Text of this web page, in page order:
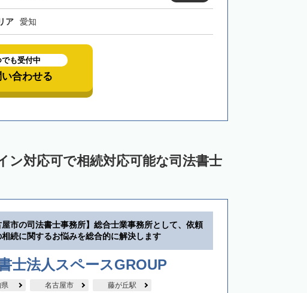
ア 愛知
も受付中
合わせる
ン対応可で相続対応可能な司法書士
屋市の司法書士事務所】総合士業事務所として、依頼
続に関するお悩みを総合的に解決します
士法人スペースGROUP
名古屋市 藤が丘駅